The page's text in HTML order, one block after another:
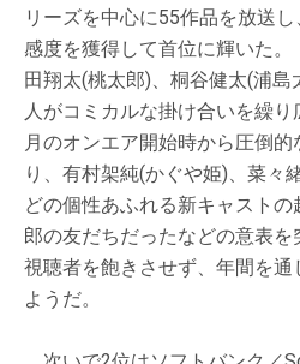
リーズを中心に55作品を放送
感度を獲得して首位に輝いた
田翔太(桃太郎)、桐谷健太(浦島
人がコミカルな掛け合いを繰
月のオンエア開始時から圧倒
り、有村架純(かぐや姫)、菜々
どの個性あふれる新キャスト
郎の友だちだったなどの意表
視聴者を飽きさせず、年間を
ようだ。